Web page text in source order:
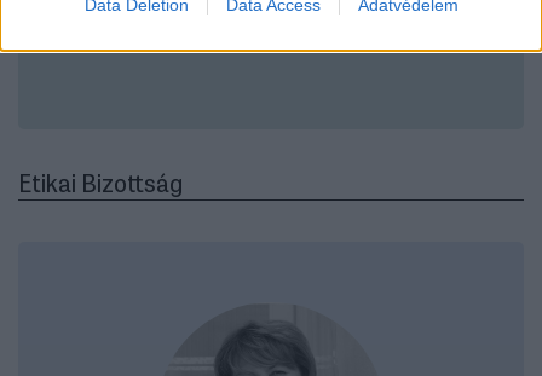
Data Deletion Data Access Adatvédelem
Etikai Bizottság